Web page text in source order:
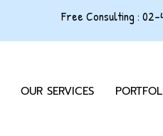
Free Consulting :
OUR SERVICES